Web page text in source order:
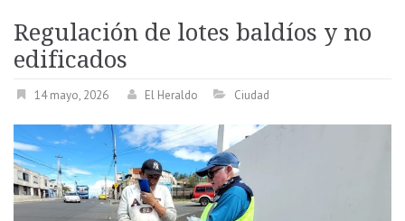
Regulación de lotes baldíos y no
edificados
14 mayo, 2026 El Heraldo Ciudad